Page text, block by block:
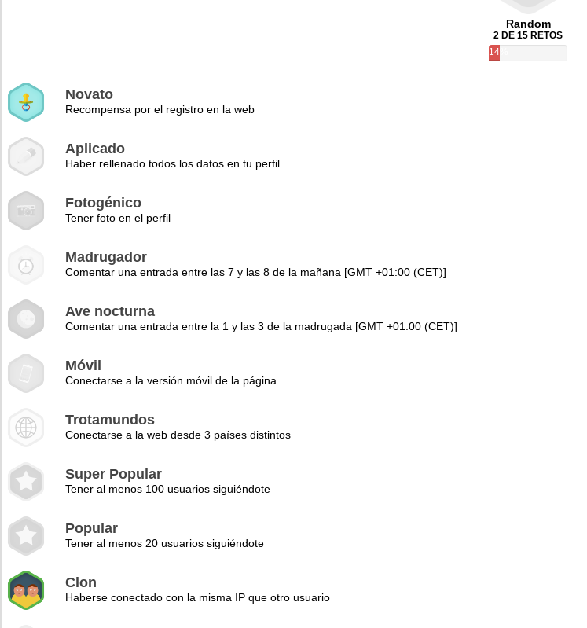
Random
2 DE 15 RETOS
14%
Novato
Recompensa por el registro en la web
Aplicado
Haber rellenado todos los datos en tu perfil
Fotogénico
Tener foto en el perfil
Madrugador
Comentar una entrada entre las 7 y las 8 de la mañana [GMT +01:00 (CET)]
Ave nocturna
Comentar una entrada entre la 1 y las 3 de la madrugada [GMT +01:00 (CET)]
Móvil
Conectarse a la versión móvil de la página
Trotamundos
Conectarse a la web desde 3 países distintos
Super Popular
Tener al menos 100 usuarios siguiéndote
Popular
Tener al menos 20 usuarios siguiéndote
Clon
Haberse conectado con la misma IP que otro usuario